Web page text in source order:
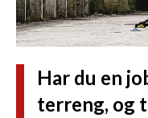
Har du en
terreng, og